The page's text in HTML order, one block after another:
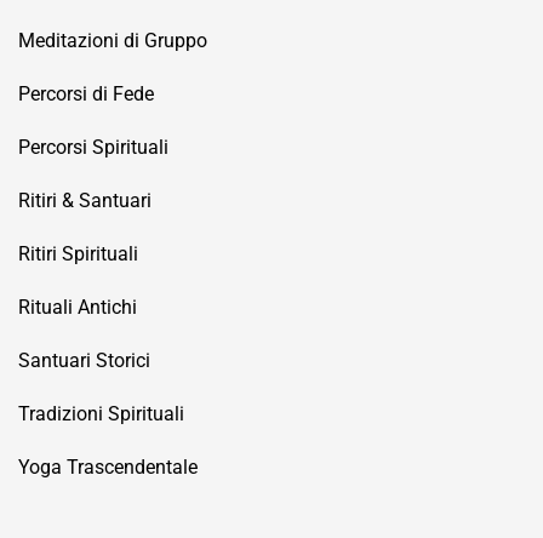
Meditazioni di Gruppo
Percorsi di Fede
Percorsi Spirituali
Ritiri & Santuari
Ritiri Spirituali
Rituali Antichi
Santuari Storici
Tradizioni Spirituali
Yoga Trascendentale